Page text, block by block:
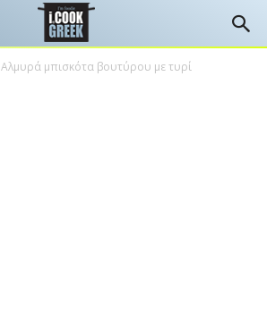
Αλμυρά μπισκότα βουτύρου με τυρί